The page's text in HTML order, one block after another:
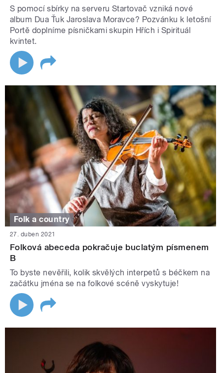
S pomocí sbírky na serveru Startovač vzniká nové
album Dua Ťuk Jaroslava Moravce? Pozvánku k letošní
Portě doplníme písničkami skupin Hřích i Spirituál
kvintet.
Folk a country
27. duben 2021
Folková abeceda pokračuje buclatým písmenem
B
To byste nevěřili, kolik skvělých interpetů s béčkem na
začátku jména se na folkové scéně vyskytuje!